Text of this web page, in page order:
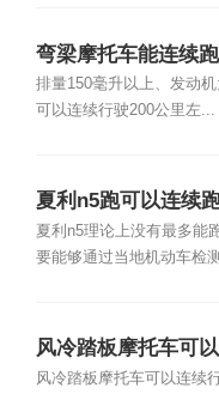
弯梁摩托车能连续
排量150毫升以上、发动
可以连续行驶200公里左...
夏利n5跑可以连续
夏利n5理论上没有最多能
要能够通过当地机动车检
风冷踏板摩托车可
里？
风冷踏板摩托车可以连续